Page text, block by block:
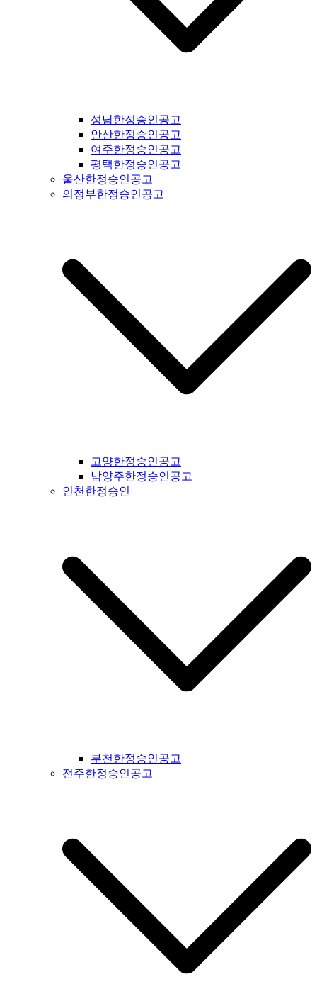
고 #원주시일간지공고 #평창군일간지공고 #정선군일간지공고
#강릉시일간지공고 #동해시일간지공고 #삼척시일간지공고 #
태백시일간지공고 #영월군일간지공고 #충북일간지공고 #충청
북도일간지공고 #제천시일간지공고 #단양군일간지공고 #충주
공고 #서산시일간지공고 #당진시일간지공고 #홍성군일간지공
고 #예산군일간지공고 #아산시일간지공고 #천안시일간지공고
#청양군일간지공고 #안면도일간지공고 #보령시일간지공고 #
부여군일간지공고 #서천군일간지공고 #논산시일간지공고 #계
룡시일간지공고 #공주시일간지공고 #금산군군일간지공고 #덕
산면일간지공고 #공주시일간지공고 #정안면일간지공고 #안면
지공고 #무주군일간지공고 #장수군일간지공고 #임실군일간지
공고 #부안군일간지공고 #정읍시일간지공고 #고창군일간지공
고 #순창군일간지공고 #남원시일간지공고 #복흥면일간지공고
#격포일간지공고 #순창군일간지공고 #칠보면일간지공고 #전
라남도일간지공고 #전남일간지공고 #나주시일간지공고 #장성
군일간지공고 #담양군일간지공고 #곡성군일간지공고 #구례군
일간지공고 #하동군일간지공고 #순천시일간지공고 #여수시일
간지공고 #고흥시일간지공고 #완도군일간지공고 #해남군일간
지공고 #강진군일간지공고 #장흥군일간지공고 #영암군일간지
공고 #광주광역시일간지공고 #무안군일간지공고 #함평군일간
문경시일간지공고 #상주시일간지공고 #의성군일간지공고 #청
송군일간지공고 #영덕군일간지공고 #군위군일간지공고 #김천
시일간지공고 #구미시일간지공고 #칠곡군일간지공고 #성주군
공고 #부산시일간지공고 #기장군일간지공고 #경상남도일간지
공고 #경남일간지공고 #거창군일간지공고 #합천군일간지공고
#창녕군일간지공고 #밀양시일간지공고 #김해시일간지공고 #
창원시일간지공고 #의령군일간지공고 #진주시일간지공고 #하
동군일간지공고 #사천시일간지공고 #고성군일간지공고 #거제
시일간지공고 #통영군일간지공고 #남해군일간지공고 #제주도
일간지공고 #서귀포시일간지공고
성남한정승인공고
안산한정승인공고
여주한정승인공고
평택한정승인공고
울산한정승인공고
의정부한정승인공고
고양한정승인공고
남양주한정승인공고
인천한정승인
부천한정승인공고
전주한정승인공고